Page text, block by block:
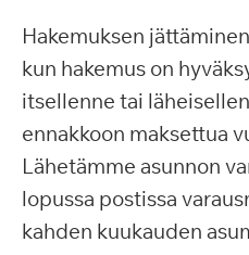
Hakemuksen
kun hakemus on
itsellenne tai
ennakkoon maksettua
Lähetämme asunnon
lopussa postissa
kahden kuukauden